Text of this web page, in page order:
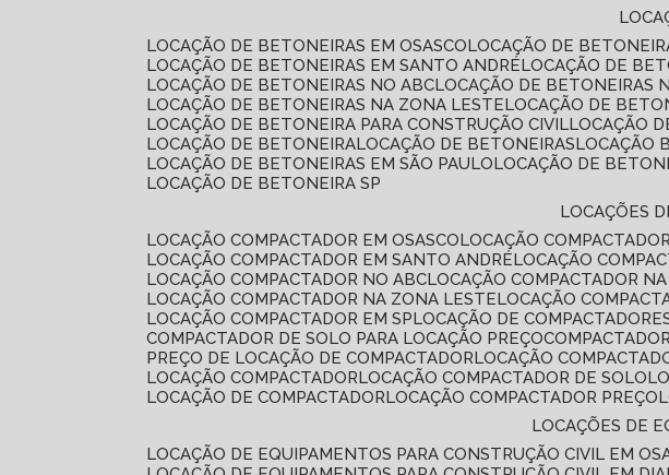
LOCAÇÃO DE BETONEIRAS EM OSASCO LOCAÇÃO DE
LOCAÇÃO DE BETONEIRAS EM SANTO ANDRÉ LOCAÇÃO DE
LOCAÇÃO DE BETONEIRAS NO ABC LOCAÇÃO DE BETONEIRAS
LOCAÇÃO DE BETONEIRAS NA ZONA LESTE LOCAÇÃO DE
LOCAÇÃO DE BETONEIRA PARA CONSTRUÇÃO CIVIL LOCAÇÃO
LOCAÇÃO DE BETONEIRA LOCAÇÃO DE BETONEIRAS LOCAÇÃO
LOCAÇÃO DE BETONEIRAS EM SÃO PAULO LOCAÇÃO DE
LOCAÇÃO DE BETONEIRA SP
LOCAÇÕES
LOCAÇÃO COMPACTADOR EM OSASCO LOCAÇÃO
LOCAÇÃO COMPACTADOR EM SANTO ANDRÉ LOCAÇÃO
LOCAÇÃO COMPACTADOR NO ABC LOCAÇÃO COMPACTADOR
LOCAÇÃO COMPACTADOR NA ZONA LESTE LOCAÇÃO
LOCAÇÃO COMPACTADOR EM SP LOCAÇÃO DE
COMPACTADOR DE SOLO PARA LOCAÇÃO PREÇO
PREÇO DE LOCAÇÃO DE COMPACTADOR LOCAÇÃO
LOCAÇÃO COMPACTADOR LOCAÇÃO COMPACTADOR DE SOLO
LOCAÇÃO DE COMPACTADOR LOCAÇÃO COMPACTADOR PREÇO
LOCAÇÕES DE
LOCAÇÃO DE EQUIPAMENTOS PARA CONSTRUÇÃO CIVIL EM